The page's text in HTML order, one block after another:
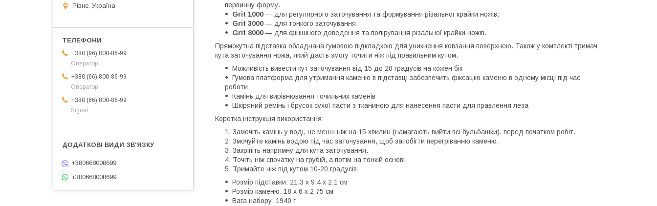
первинну форму.
Grit 1000 — для регулярного заточування та формування різальної крайки ножів.
Grit 3000 — для тонкого заточування.
Grit 8000 — для фінішного доведення та полірування різальної крайки ножів.
Прямокутна підставка обладнана гумовою підкладкою для уникнення ковзання поверхнею. Також у комплекті тримач
кута заточування ножа, який дасть змогу точити ніж під правильним кутом.
Можливість вивести кут заточування від 15 до 20 градусів на кожен бік
Гумова платформа для утримання каменю в підставці забезпечить фіксацію каменю в одному місці під час
роботи
Камінь для вирівнювання точильних каменів
Шкіряний ремінь і брусок сухої пасти з тканиною для нанесення пасти для правлення леза
Коротка інструкція використання:
Замочіть камінь у воді, не менш ніж на 15 хвилин (намагають вийти всі бульбашки), перед початком робіт.
Змочуйте камінь водою під час заточування, щоб запобігти перегріванню каменю.
Закріпіть напрямну для кута заточування.
Точіть ніж спочатку на грубій, а потім на тонкій основі.
Тримайте ніж під кутом 10-20 градусів.
Розмір підставки: 21.3 x 9.4 x 2.1 см
Розмір каменю: 18 х 6 х 2.75 см
Вага набору: 1940 г
Рівне, Україна
+380 (96) 800-86-99
Оператор
+380 (66) 800-86-99
Оператор
+380 (66) 800-86-99
Signal
+380668008699
+380668008699